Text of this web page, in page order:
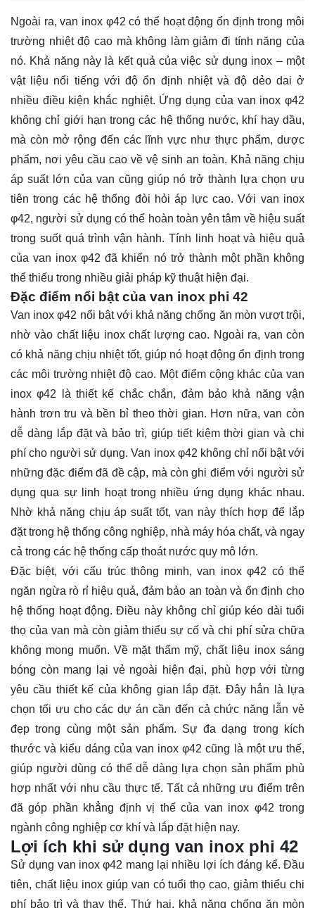
Ngoài ra, van inox φ42 có thể hoạt động ổn định trong môi
trường nhiệt độ cao mà không làm giảm đi tính năng của
nó. Khả năng này là kết quả của việc sử dụng inox – một
vật liệu nổi tiếng với độ ổn định nhiệt và độ dẻo dai ở
nhiều điều kiện khắc nghiệt. Ứng dụng của van inox φ42
không chỉ giới hạn trong các hệ thống nước, khí hay dầu,
mà còn mở rộng đến các lĩnh vực như thực phẩm, dược
phẩm, nơi yêu cầu cao về vệ sinh an toàn. Khả năng chịu
áp suất lớn của van cũng giúp nó trở thành lựa chọn ưu
tiên trong các hệ thống đòi hỏi áp lực cao. Với van inox
φ42, người sử dụng có thể hoàn toàn yên tâm về hiệu suất
trong suốt quá trình vận hành. Tính linh hoạt và hiệu quả
của van inox φ42 đã khiến nó trở thành một phần không
thể thiếu trong nhiều giải pháp kỹ thuật hiện đại.
Đặc điểm nổi bật của van inox phi 42
Van inox φ42 nổi bật với khả năng chống ăn mòn vượt trội,
nhờ vào chất liệu inox chất lượng cao. Ngoài ra, van còn
có khả năng chịu nhiệt tốt, giúp nó hoạt động ổn định trong
các môi trường nhiệt độ cao. Một điểm cộng khác của van
inox φ42 là thiết kế chắc chắn, đảm bảo khả năng vận
hành trơn tru và bền bỉ theo thời gian. Hơn nữa, van còn
dễ dàng lắp đặt và bảo trì, giúp tiết kiệm thời gian và chi
phí cho người sử dụng. Van inox φ42 không chỉ nổi bật với
những đặc điểm đã đề cập, mà còn ghi điểm với người sử
dụng qua sự linh hoạt trong nhiều ứng dụng khác nhau.
Nhờ khả năng chịu áp suất tốt, van này thích hợp để lắp
đặt trong hệ thống công nghiệp, nhà máy hóa chất, và ngay
cả trong các hệ thống cấp thoát nước quy mô lớn.
Đặc biệt, với cấu trúc thông minh, van inox φ42 có thể
ngăn ngừa rò rỉ hiệu quả, đảm bảo an toàn và ổn định cho
hệ thống hoạt động. Điều này không chỉ giúp kéo dài tuổi
thọ của van mà còn giảm thiểu sự cố và chi phí sửa chữa
không mong muốn. Về mặt thẩm mỹ, chất liệu inox sáng
bóng còn mang lại vẻ ngoài hiện đại, phù hợp với từng
yêu cầu thiết kế của không gian lắp đặt. Đây hẳn là lựa
chọn tối ưu cho các dự án cần đến cả chức năng lẫn vẻ
đẹp trong cùng một sản phẩm. Sự đa dạng trong kích
thước và kiểu dáng của van inox φ42 cũng là một ưu thế,
giúp người dùng có thể dễ dàng lựa chọn sản phẩm phù
hợp nhất với nhu cầu thực tế. Tất cả những ưu điểm trên
đã góp phần khẳng định vị thế của van inox φ42 trong
ngành công nghiệp cơ khí và lắp đặt hiện nay.
Lợi ích khi sử dụng van inox phi 42
Sử dụng van inox φ42 mang lại nhiều lợi ích đáng kể. Đầu
tiên, chất liệu inox giúp van có tuổi thọ cao, giảm thiểu chi
phí bảo trì và thay thế. Thứ hai, khả năng chống ăn mòn